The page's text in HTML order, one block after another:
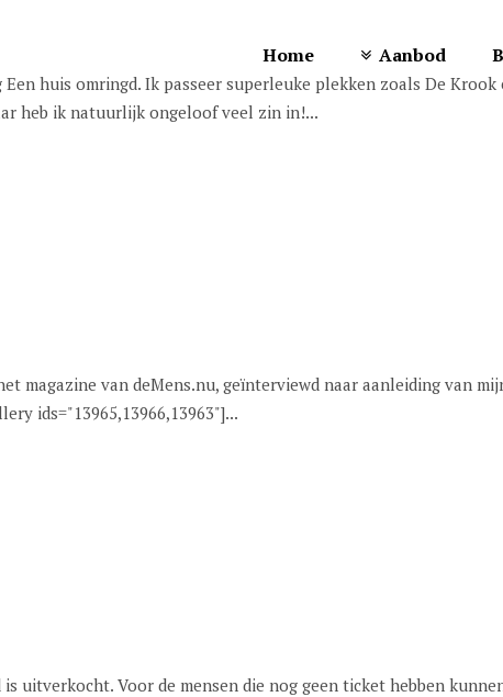
Home Aanbod
huis omringd. Ik passeer superleuke plekken zoals De Krook
heb ik natuurlijk ongeloof veel zin in!...
magazine van deMens.nu, geïnterviewd naar aanleiding van
ids="13965,13966,13963"]...
uitverkocht. Voor de mensen die nog geen ticket hebben